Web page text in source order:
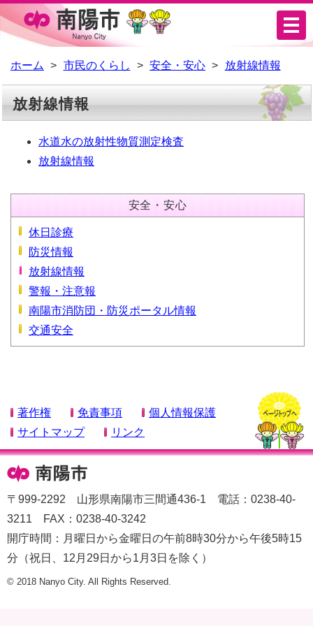
ニ
ー
ホーム 市民のくらし 安全・安心 放射線情報
放射線情報
水道水の放射性物質測定検査
放射線情報
安全・安心
休日診療
防災情報
放射線情報
警報・注意報
南陽市消防団・防災ポータル情報
交通安全
著作権 免責事項
個人情報保護
サイトマップ
リンク
〒999-2292 山形県南陽市三間通436-1 電話：0238-40-
3211 FAX：0238-40-3242
開庁時間：月曜日から金曜日の午前8時30分から午後5時15
分（祝日、12月29日から1月3日を除く）
© 2018 Nanyo City. All Rights Reserved.